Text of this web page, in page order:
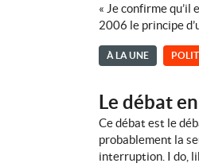
« Je confirme qu’il
2006 le principe
À LA UNE
Le débat
Ce débat est le
probablement la
interruption. I do,